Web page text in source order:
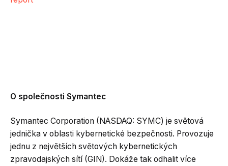
O společnosti Symantec
Symantec Corporation (NASDAQ: SYMC) je světová
jednička v oblasti kybernetické bezpečnosti. Provozuje
jednu z největších světových kybernetických
zpravodajských sítí (GIN). Dokáže tak odhalit více